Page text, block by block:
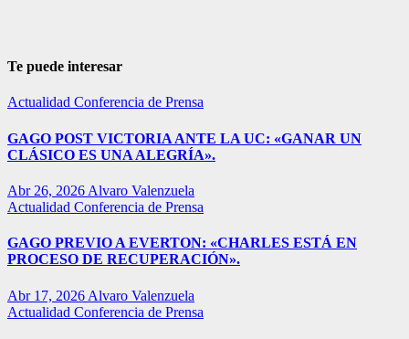
Te puede interesar
Actualidad Conferencia de Prensa
GAGO POST VICTORIA ANTE LA UC: «GANAR UN
CLÁSICO ES UNA ALEGRÍA».
Abr 26, 2026 Alvaro Valenzuela
Actualidad Conferencia de Prensa
GAGO PREVIO A EVERTON: «CHARLES ESTÁ EN
PROCESO DE RECUPERACIÓN».
Abr 17, 2026 Alvaro Valenzuela
Actualidad Conferencia de Prensa